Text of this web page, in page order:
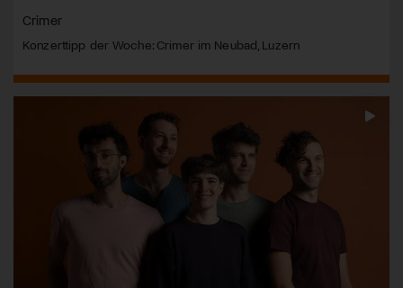
Crimer
Konzerttipp der Woche: Crimer im Neubad, Luzern